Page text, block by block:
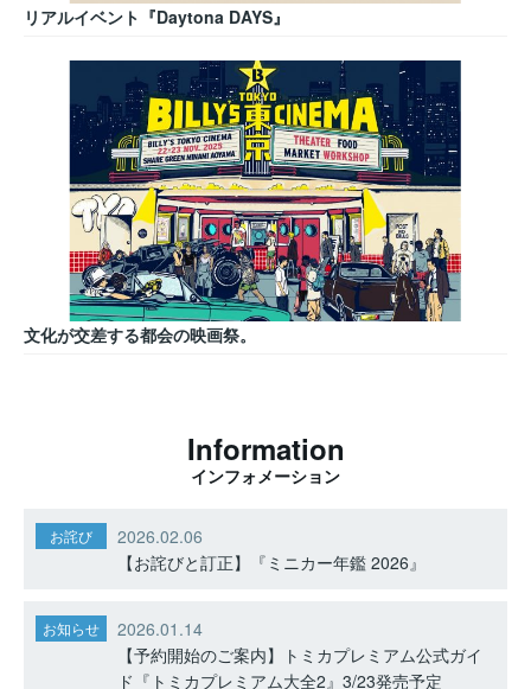
リアルイベント『Daytona DAYS』
文化が交差する都会の映画祭。
Information
インフォメーション
お詫び
2026.02.06
【お詫びと訂正】『ミニカー年鑑 2026』
お知らせ
2026.01.14
【予約開始のご案内】トミカプレミアム公式ガイ
ド『トミカプレミアム大全2』3/23発売予定